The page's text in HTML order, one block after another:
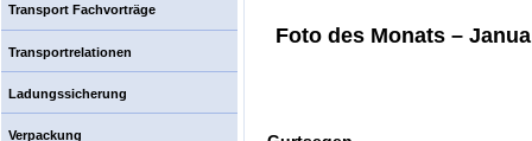
Transport Fachvorträge
Transportrelationen
Ladungssicherung
Verpackung
Foto des Monats –